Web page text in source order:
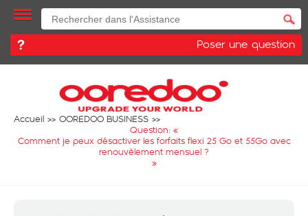
Poser une question
Accueil
OOREDOO BUSINESS
Question: «
Comment je peux désactiver les forfaits flexi 25 Go et 55Go avec
renouvèlement mensuel ?
»